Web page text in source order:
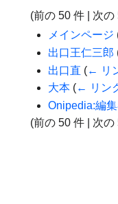
(前の 50 件 次の
メインページ
出口王仁三郎
出口直 (← リ
大本 (← リン
Onipedia:編
(前の 50 件 次の